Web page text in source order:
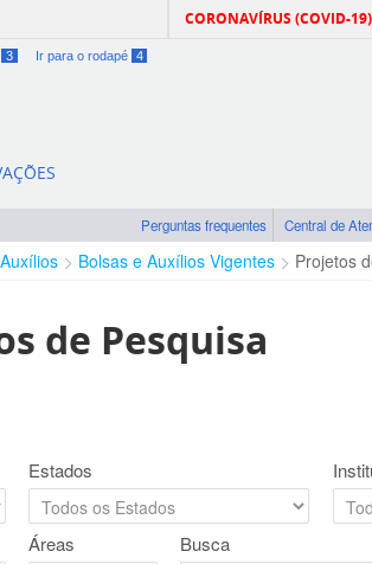
CORONAVÍRUS (COVID-19)
3 Ir para o rodapé 4
Perguntas frequentes Central de
Bolsas e Auxílios Vigentes Projetos
de Pesquisa
Estados
Áreas Busca